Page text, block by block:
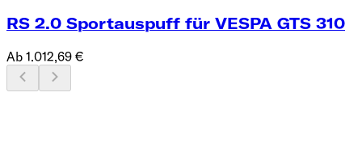
RS 2.0 Sportauspuff für VESPA GTS 310
Ab 1.012,69 €